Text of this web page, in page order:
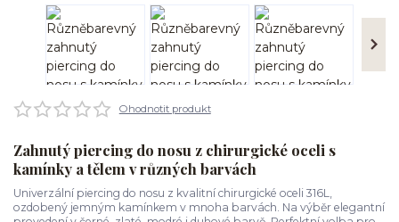
Ohodnotit produkt
Zahnutý piercing do nosu z chirurgické oceli s
kamínky a tělem v různých barvách
Univerzální piercing do nosu z kvalitní chirurgické oceli 316L,
ozdobený jemným kamínkem v mnoha barvách. Na výběr elegantní